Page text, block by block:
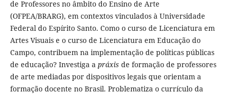
de Professores no âmbito do Ensino de Arte
(OFPEA/BRARG), em contextos vinculados à Universidade
Federal do Espírito Santo. Como o curso de Licenciatura em
Artes Visuais e o curso de Licenciatura em Educação do
Campo, contribuem na implementação de políticas públicas
de educação? Investiga a práxis de formação de professores
de arte mediadas por dispositivos legais que orientam a
formação docente no Brasil. Problematiza o currículo da